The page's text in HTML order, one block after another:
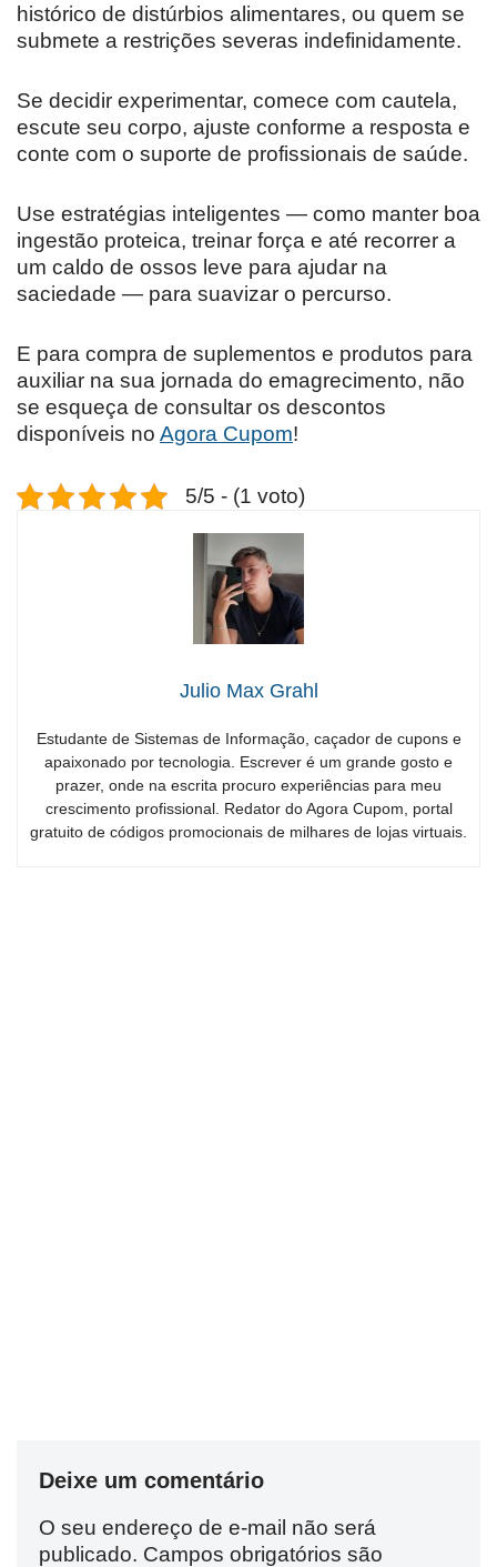
histórico de distúrbios alimentares, ou quem se
submete a restrições severas indefinidamente.
Se decidir experimentar, comece com cautela,
escute seu corpo, ajuste conforme a resposta e
conte com o suporte de profissionais de saúde.
Use estratégias inteligentes — como manter boa
ingestão proteica, treinar força e até recorrer a
um caldo de ossos leve para ajudar na
saciedade — para suavizar o percurso.
E para compra de suplementos e produtos para
auxiliar na sua jornada do emagrecimento, não
se esqueça de consultar os descontos
disponíveis no Agora Cupom!
5/5 - (1 voto)
Julio Max Grahl
Estudante de Sistemas de Informação, caçador de cupons e
apaixonado por tecnologia. Escrever é um grande gosto e
prazer, onde na escrita procuro experiências para meu
crescimento profissional. Redator do Agora Cupom, portal
gratuito de códigos promocionais de milhares de lojas virtuais.
Deixe um comentário
O seu endereço de e-mail não será
publicado. Campos obrigatórios são